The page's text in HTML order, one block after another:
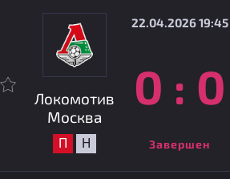
Локомотив
Москва
П Н
22.04.2026 19:45
0 : 0
Завершен